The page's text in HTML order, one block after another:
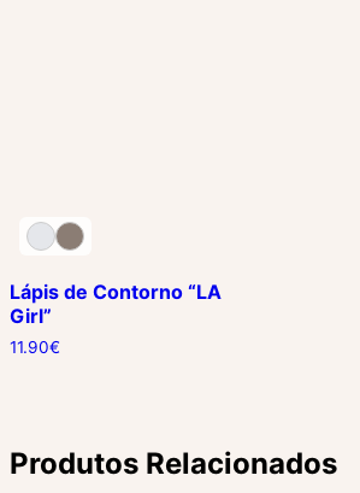
Lápis de Contorno “LA
Girl”
11.90€
Produtos Relacionados